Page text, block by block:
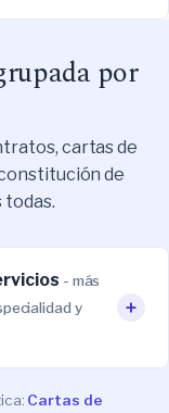
por
cartas de
de
todas.
- más
y
+
Cartas de